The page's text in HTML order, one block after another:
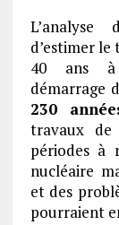
L’analyse
d’estimer
40 ans à
démarrage
230
travaux de
périodes à
nucléaire
et des
pourraient